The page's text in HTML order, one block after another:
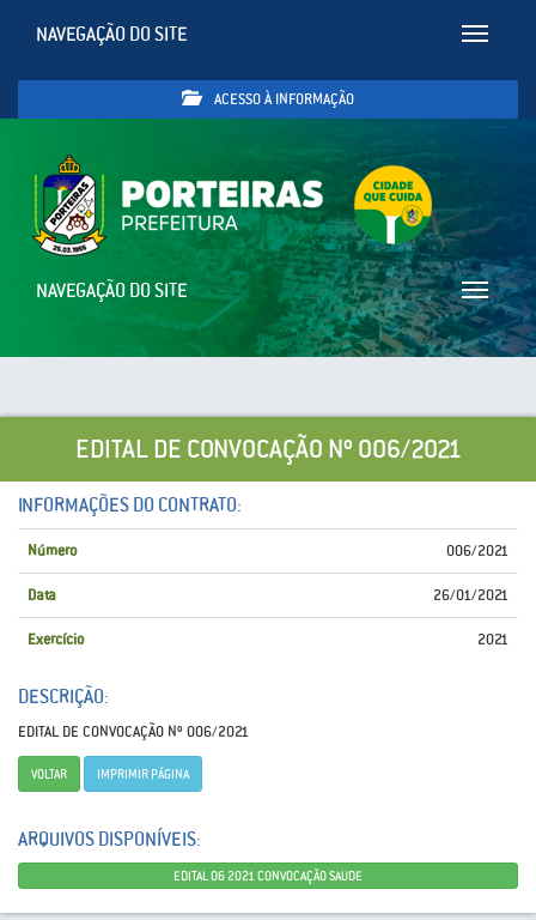
Toggle
NAVEGAÇÃO DO SITE
ACESSO À INFORMAÇÃO
Toggle
NAVEGAÇÃO DO SITE
EDITAL DE CONVOCAÇÃO Nº 006/2021
INFORMAÇÕES DO CONTRATO:
Número 006/2021
Data 26/01/2021
Exercício 2021
DESCRIÇÃO:
EDITAL DE CONVOCAÇÃO Nº 006/2021
VOLTAR IMPRIMIR PÁGINA
ARQUIVOS DISPONÍVEIS:
EDITAL 06 2021 CONVOCAÇÃO SAUDE